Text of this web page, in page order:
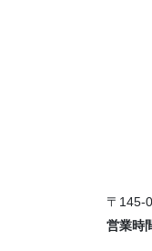
〒145-
営業時